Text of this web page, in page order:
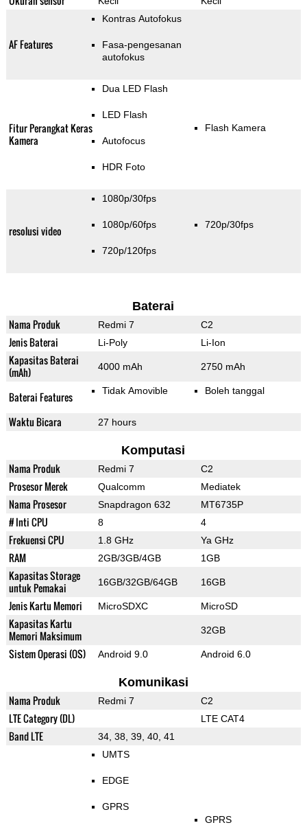
AF Features
Kontras Autofokus
Fasa-pengesanan
autofokus
Fitur Perangkat Keras
Kamera
Dua LED Flash
LED Flash
Autofocus
HDR Foto
Flash Kamera
resolusi video
1080p/30fps
1080p/60fps
720p/120fps
720p/30fps
Baterai
Nama Produk Redmi 7 C2
Jenis Baterai Li-Poly Li-Ion
Kapasitas Baterai
(mAh)
4000 mAh 2750 mAh
Baterai Features Tidak Amovible Boleh tanggal
Waktu Bicara 27 hours
Komputasi
Nama Produk Redmi 7 C2
Prosesor Merek Qualcomm Mediatek
Nama Prosesor Snapdragon 632 MT6735P
# Inti CPU 8 4
Frekuensi CPU 1.8 GHz Ya GHz
RAM 2GB/3GB/4GB 1GB
Kapasitas Storage
untuk Pemakai
16GB/32GB/64GB 16GB
Jenis Kartu Memori MicroSDXC MicroSD
Kapasitas Kartu
Memori Maksimum
32GB
Sistem Operasi (OS) Android 9.0 Android 6.0
Komunikasi
Nama Produk Redmi 7 C2
LTE Category (DL) LTE CAT4
Band LTE
34, 38, 39, 40, 41
UMTS
EDGE
GPRS
GPRS